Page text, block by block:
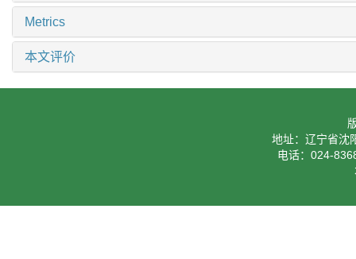
Metrics
本文评价
地址：辽宁省沈
电话：024-